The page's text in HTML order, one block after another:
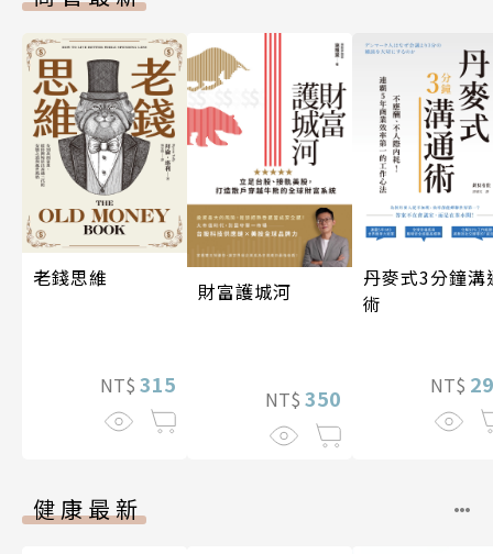
老錢思維
NT$ 315
財富護城河
NT$ 350
丹麥式3分鐘溝
術
NT$
健康最新